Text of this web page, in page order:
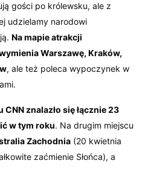
gości po królewsku, ale z
udzielamy narodowi
Na mapie atrakcji
Warszawę, Kraków,
, ale też poleca wypoczynek w
znalazło się łącznie 23
w tym roku. Na drugim miejscu
Zachodnia (20 kwietnia
zaćmienie Słońca), a